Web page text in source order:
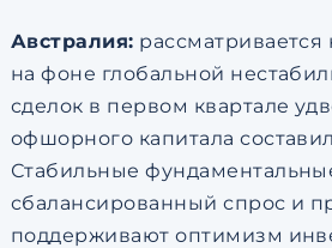
Австралия: рассматривается
на фоне глобальной
сделок в первом квартале
офшорного капитала
Стабильные
сбалансированный спрос и
поддерживают оптимизм